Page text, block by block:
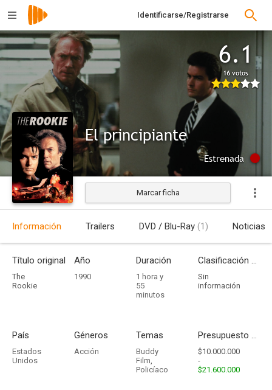
Identificarse/Registrarse
6.1
16 votos
El principiante
Estrenada
Marcar ficha
Información Trailers DVD / Blu-Ray (1) Noticias
Título original
The
Rookie
Año
1990
Duración
1 hora y
55
minutos
Clasificación por edades
Sin
información
País
Estados
Unidos
Géneros
Acción
Temas
Buddy
Film,
Policíaco
Presupuesto - Ingresos
$10.000.000
-
$21.600.000